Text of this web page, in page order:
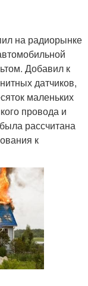
на радиорынке
Добавил к
датчиков,
маленьких
провода и
рассчитана
к